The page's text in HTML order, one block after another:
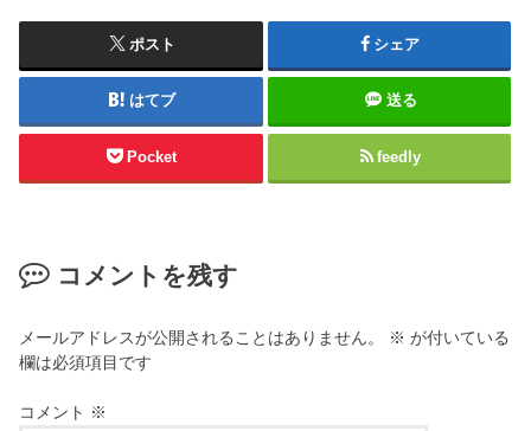
ポスト シェア
はてブ 送る
Pocket feedly
コメントを残す
メールアドレスが公開されることはありません。 ※ が付いている
欄は必須項目です
コメント ※